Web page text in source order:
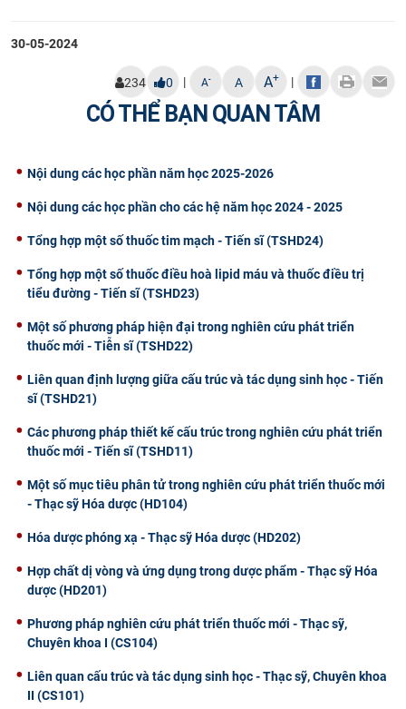
30-05-2024
234 0 | A- A A+ |
CÓ THỂ BẠN QUAN TÂM
Nội dung các học phần năm học 2025-2026
Nội dung các học phần cho các hệ năm học 2024 - 2025
Tổng hợp một số thuốc tim mạch - Tiến sĩ (TSHD24)
Tổng hợp một số thuốc điều hoà lipid máu và thuốc điều trị
tiểu đường - Tiến sĩ (TSHD23)
Một số phương pháp hiện đại trong nghiên cứu phát triển
thuốc mới - Tiễn sĩ (TSHD22)
Liên quan định lượng giữa cấu trúc và tác dụng sinh học - Tiến
sĩ (TSHD21)
Các phương pháp thiết kế cấu trúc trong nghiên cứu phát triển
thuốc mới - Tiến sĩ (TSHD11)
Một số mục tiêu phân tử trong nghiên cứu phát triển thuốc mới
- Thạc sỹ Hóa dược (HD104)
Hóa dược phóng xạ - Thạc sỹ Hóa dược (HD202)
Hợp chất dị vòng và ứng dụng trong dược phẩm - Thạc sỹ Hóa
dược (HD201)
Phương pháp nghiên cứu phát triển thuốc mới - Thạc sỹ,
Chuyên khoa I (CS104)
Liên quan cấu trúc và tác dụng sinh học - Thạc sỹ, Chuyên khoa
II (CS101)